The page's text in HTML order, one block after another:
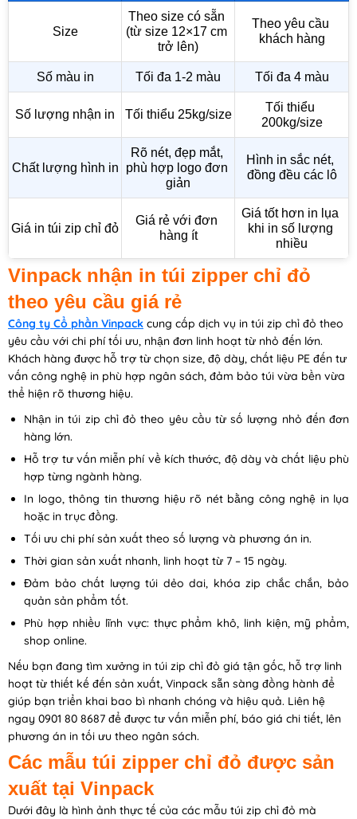
Size
Theo size có sẵn
(từ size 12×17 cm
trở lên)
Theo yêu cầu
khách hàng
Số màu in Tối đa 1-2 màu Tối đa 4 màu
Số lượng nhận in Tối thiểu 25kg/size
Tối thiểu
200kg/size
Chất lượng hình in
Rõ nét, đẹp mắt,
phù hợp logo đơn
giản
Hình in sắc nét,
đồng đều các lô
Giá in túi zip chỉ đỏ
Giá rẻ với đơn
hàng ít
Giá tốt hơn in lụa
khi in số lượng
nhiều
Vinpack nhận in túi zipper chỉ đỏ
theo yêu cầu giá rẻ
Công ty Cổ phần Vinpack cung cấp dịch vụ in túi zip chỉ đỏ theo
yêu cầu với chi phí tối ưu, nhận đơn linh hoạt từ nhỏ đến lớn.
Khách hàng được hỗ trợ từ chọn size, độ dày, chất liệu PE đến tư
vấn công nghệ in phù hợp ngân sách, đảm bảo túi vừa bền vừa
thể hiện rõ thương hiệu.
Nhận in túi zip chỉ đỏ theo yêu cầu từ số lượng nhỏ đến đơn
hàng lớn.
Hỗ trợ tư vấn miễn phí về kích thước, độ dày và chất liệu phù
hợp từng ngành hàng.
In logo, thông tin thương hiệu rõ nét bằng công nghệ in lụa
hoặc in trục đồng.
Tối ưu chi phí sản xuất theo số lượng và phương án in.
Thời gian sản xuất nhanh, linh hoạt từ 7 – 15 ngày.
Đảm bảo chất lượng túi dẻo dai, khóa zip chắc chắn, bảo
quản sản phẩm tốt.
Phù hợp nhiều lĩnh vực: thực phẩm khô, linh kiện, mỹ phẩm,
shop online.
Nếu bạn đang tìm xưởng in túi zip chỉ đỏ giá tận gốc, hỗ trợ linh
hoạt từ thiết kế đến sản xuất, Vinpack sẵn sàng đồng hành để
giúp bạn triển khai bao bì nhanh chóng và hiệu quả. Liên hệ
ngay 0901 80 8687 để được tư vấn miễn phí, báo giá chi tiết, lên
phương án in tối ưu theo ngân sách.
Các mẫu túi zipper chỉ đỏ được sản
xuất tại Vinpack
Dưới đây là hình ảnh thực tế của các mẫu túi zip chỉ đỏ mà